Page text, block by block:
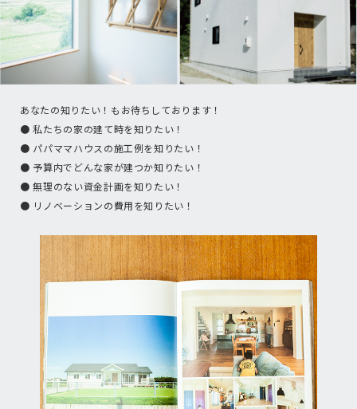
あなたの知りたい！もお待ちしております！
● 私たちの家の建て時を知りたい！
● パパママハウスの施工例を知りたい！
● 予算内でどんな家が建つか知りたい！
● 無理のない資金計画を知りたい！
● リノベーションの費用を知りたい！